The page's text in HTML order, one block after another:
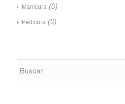
Manicura (0)
Pedicura (0)